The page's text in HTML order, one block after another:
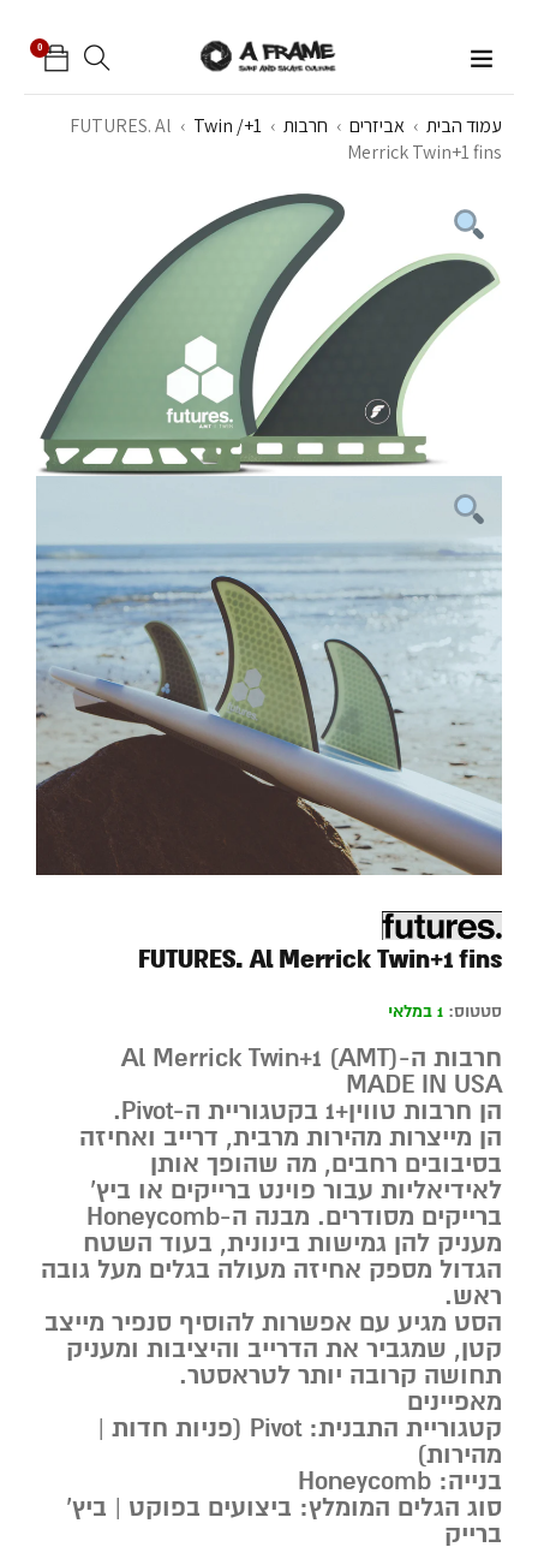
0
עמוד הבית › אביזרים › חרבות ›
Twin /+1
›
FUTURES. Al
Merrick Twin+1 fins
FUTURES. Al Merrick Twin+1 fins
סטטוס: 1 במלאי
חרבות ה-Al Merrick Twin+1 (AMT)
MADE IN USA
הן חרבות טווין+1 בקטגוריית ה-Pivot.
הן מייצרות מהירות מרבית, דרייב ואחיזה
בסיבובים רחבים, מה שהופך אותן
לאידיאליות עבור פוינט ברייקים או ביץ’
ברייקים מסודרים. מבנה ה-Honeycomb
מעניק להן גמישות בינונית, בעוד השטח
הגדול מספק אחיזה מעולה בגלים מעל גובה
ראש.
הסט מגיע עם אפשרות להוסיף סנפיר מייצב
קטן, שמגביר את הדרייב והיציבות ומעניק
תחושה קרובה יותר לטראסטר.
מאפיינים
קטגוריית התבנית: Pivot (פניות חדות |
מהירות)
בנייה: Honeycomb
סוג הגלים המומלץ: ביצועים בפוקט | ביץ’
ברייק